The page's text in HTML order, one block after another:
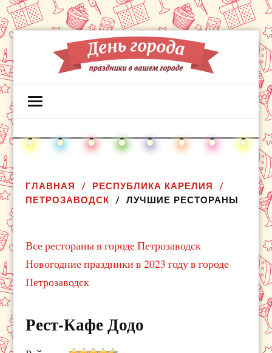
ГЛАВНАЯ
РЕСПУБЛИКА КАРЕЛИЯ
ПЕТРОЗАВОДСК
ЛУЧШИЕ РЕСТОРАНЫ
Все рестораны в городе Петрозаводск
Новогодние праздники в 2023 году в городе
Петрозаводск
Рест-Кафе Додо